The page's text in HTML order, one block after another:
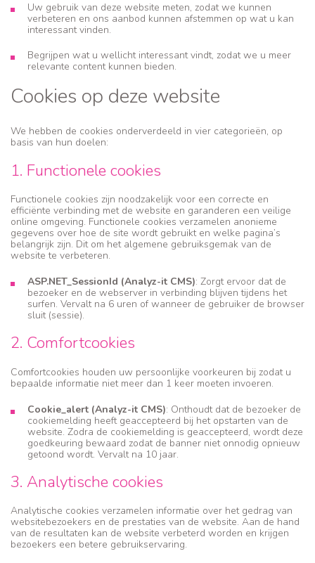
Uw gebruik van deze website meten, zodat we kunnen
verbeteren en ons aanbod kunnen afstemmen op wat u kan
interessant vinden.
Begrijpen wat u wellicht interessant vindt, zodat we u meer
relevante content kunnen bieden.
Cookies op deze website
We hebben de cookies onderverdeeld in vier categorieën, op
basis van hun doelen:
1. Functionele cookies
Functionele cookies zijn noodzakelijk voor een correcte en
efficiënte verbinding met de website en garanderen een veilige
online omgeving. Functionele cookies verzamelen anonieme
gegevens over hoe de site wordt gebruikt en welke pagina’s
belangrijk zijn. Dit om het algemene gebruiksgemak van de
website te verbeteren.
ASP.NET_SessionId (Analyz-it CMS): Zorgt ervoor dat de
bezoeker en de webserver in verbinding blijven tijdens het
surfen. Vervalt na 6 uren of wanneer de gebruiker de browser
sluit (sessie).
2. Comfortcookies
Comfortcookies houden uw persoonlijke voorkeuren bij zodat u
bepaalde informatie niet meer dan 1 keer moeten invoeren.
Cookie_alert (Analyz-it CMS): Onthoudt dat de bezoeker de
cookiemelding heeft geaccepteerd bij het opstarten van de
website. Zodra de cookiemelding is geaccepteerd, wordt deze
goedkeuring bewaard zodat de banner niet onnodig opnieuw
getoond wordt. Vervalt na 10 jaar.
3. Analytische cookies
Analytische cookies verzamelen informatie over het gedrag van
websitebezoekers en de prestaties van de website. Aan de hand
van de resultaten kan de website verbeterd worden en krijgen
bezoekers een betere gebruikservaring.